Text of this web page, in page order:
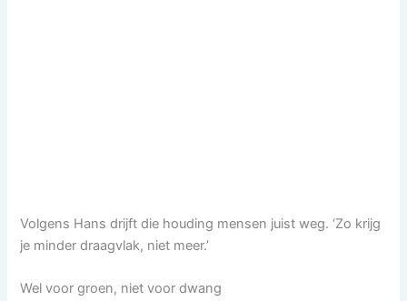
Volgens Hans drijft die houding mensen juist weg. ‘Zo krijg
je minder draagvlak, niet meer.’
Wel voor groen, niet voor dwang